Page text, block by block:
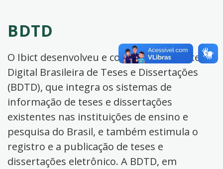
BDTD
O Ibict desenvolveu e coordena a Biblioteca
Digital Brasileira de Teses e Dissertações
(BDTD), que integra os sistemas de
informação de teses e dissertações
existentes nas instituições de ensino e
pesquisa do Brasil, e também estimula o
registro e a publicação de teses e
dissertações eletrônico. A BDTD, em